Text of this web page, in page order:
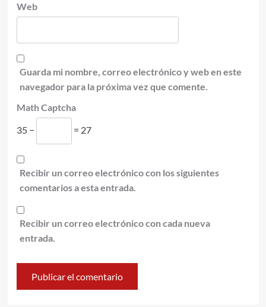
Web
Guarda mi nombre, correo electrónico y web en este
navegador para la próxima vez que comente.
Math Captcha
35 −
= 27
Recibir un correo electrónico con los siguientes
comentarios a esta entrada.
Recibir un correo electrónico con cada nueva
entrada.